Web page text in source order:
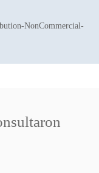
NonCommercial-